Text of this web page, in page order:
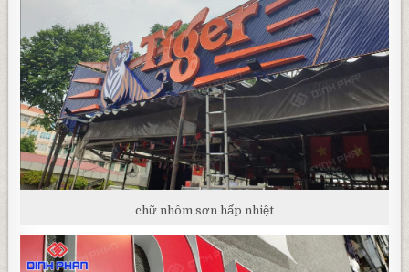
chữ nhôm sơn hấp nhiệt